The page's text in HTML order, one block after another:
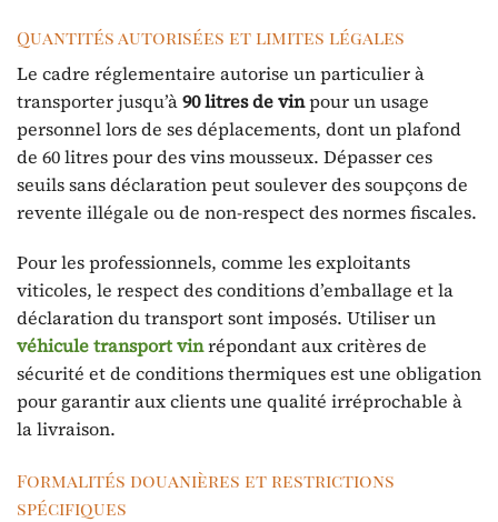
Quantités autorisées et limites légales
Le cadre réglementaire autorise un particulier à
transporter jusqu’à90 litres de vinpour un usage
personnel lors de ses déplacements, dont un plafond
de 60 litres pour des vins mousseux. Dépasser ces
seuils sans déclaration peut soulever des soupçons de
revente illégale ou de non-respect des normes fiscales.
Pour les professionnels, comme les exploitants
viticoles, le respect des conditions d’emballage et la
déclaration du transport sont imposés. Utiliser un
véhicule transport vinrépondant aux critères de
sécurité et de conditions thermiques est une obligation
pour garantir aux clients une qualité irréprochable à
la livraison.
Formalités douanières et restrictions
spécifiques